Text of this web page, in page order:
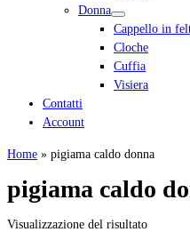
Donna
Cappello in
Cloche
Cuffia
Visiera
Contatti
Account
Home » pigiama caldo donna
pigiama caldo
Visualizzazione del risultato